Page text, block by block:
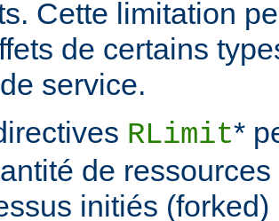
Cette limitation
de certains
service.
RLimit*
de
initiés